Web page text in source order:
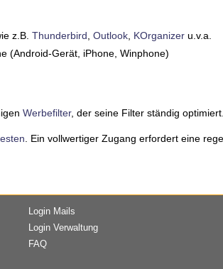
z.B.Thunderbird,Outlook, KOrganizer u.v.a.
(Android-Gerät, iPhone, Winphone)
Werbefilter, der seine Filter ständig optimiert.
. Ein vollwertiger Zugang erfordert eine
Login Mails
Login Verwaltung
FAQ